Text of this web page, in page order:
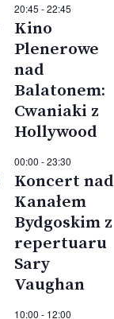
20:45 -22:45
Kino
Plenerowe
nad
Balatonem:
Cwaniaki z
Hollywood
00:00 -23:30
Koncert nad
Kanałem
Bydgoskim z
repertuaru
Sary
Vaughan
10:00 - 12:00